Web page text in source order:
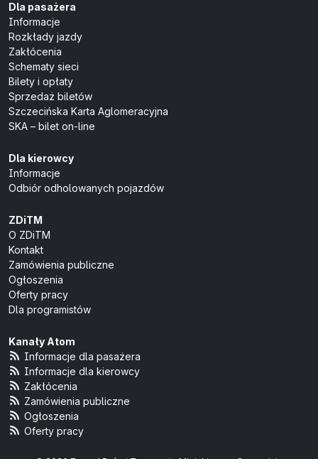
Dla pasażera
Informacje
Rozkłady jazdy
Zakłócenia
Schematy sieci
Bilety i opłaty
Sprzedaż biletów
Szczecińska Karta Aglomeracyjna
SKA – bilet on-line
Dla kierowcy
Informacje
Odbiór odholowanych pojazdów
ZDiTM
O ZDiTM
Kontakt
Zamówienia publiczne
Ogłoszenia
Oferty pracy
Dla programistów
Kanały Atom
Informacje dla pasażera
Informacje dla kierowcy
Zakłócenia
Zamówienia publiczne
Ogłoszenia
Oferty pracy